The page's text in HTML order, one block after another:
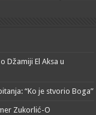
Džamiji El Aksa u
“Ko je stvorio Boga”
Zukorlić-O